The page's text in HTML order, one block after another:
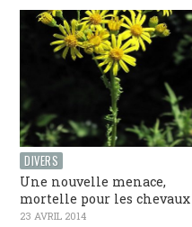
DIVERS
Une nouvelle menace,
mortelle pour les chevaux
23 AVRIL 2014